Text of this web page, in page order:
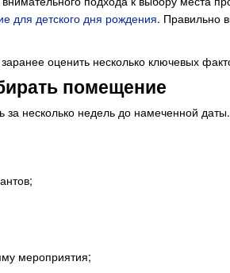
для детского дня рождения. Правильно
оценить несколько ключевых
помещение
несколько недель до намеченной
мероприятия;